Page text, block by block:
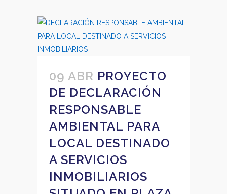
09 ABR PROYECTO
DE DECLARACIÓN
RESPONSABLE
AMBIENTAL PARA
LOCAL DESTINADO
A SERVICIOS
INMOBILIARIOS